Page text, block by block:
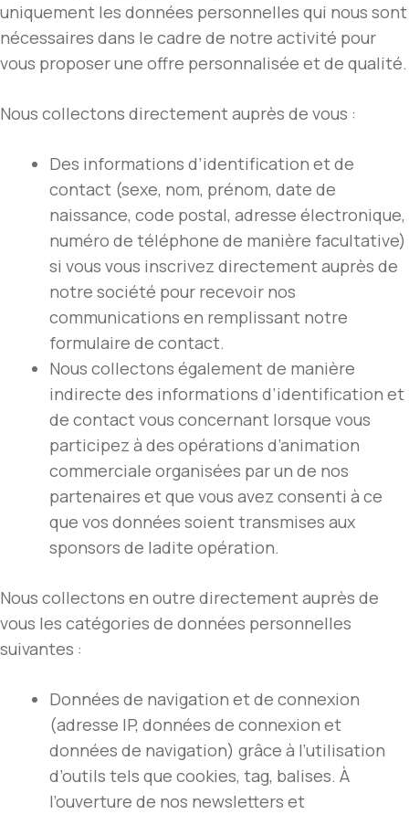
uniquement les données personnelles qui nous sont
nécessaires dans le cadre de notre activité pour
vous proposer une offre personnalisée et de qualité.
Nous collectons directement auprès de vous :
Des informations d’identification et de
contact (sexe, nom, prénom, date de
naissance, code postal, adresse électronique,
numéro de téléphone de manière facultative)
si vous vous inscrivez directement auprès de
notre société pour recevoir nos
communications en remplissant notre
formulaire de contact.
Nous collectons également de manière
indirecte des informations d’identification et
de contact vous concernant lorsque vous
participez à des opérations d’animation
commerciale organisées par un de nos
partenaires et que vous avez consenti à ce
que vos données soient transmises aux
sponsors de ladite opération.
Nous collectons en outre directement auprès de
vous les catégories de données personnelles
suivantes :
Données de navigation et de connexion
(adresse IP, données de connexion et
données de navigation) grâce à l’utilisation
d’outils tels que cookies, tag, balises. À
l’ouverture de nos newsletters et